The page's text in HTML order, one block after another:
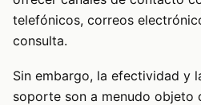
telefónicos, correos
consulta.
Sin embargo, la efectividad y
soporte son a menudo objeto